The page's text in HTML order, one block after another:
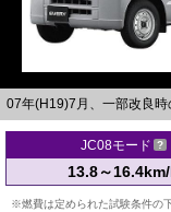
07年(H19)7月、一部改良
JC08モード
13.8～
※燃費は定められた試験条件の